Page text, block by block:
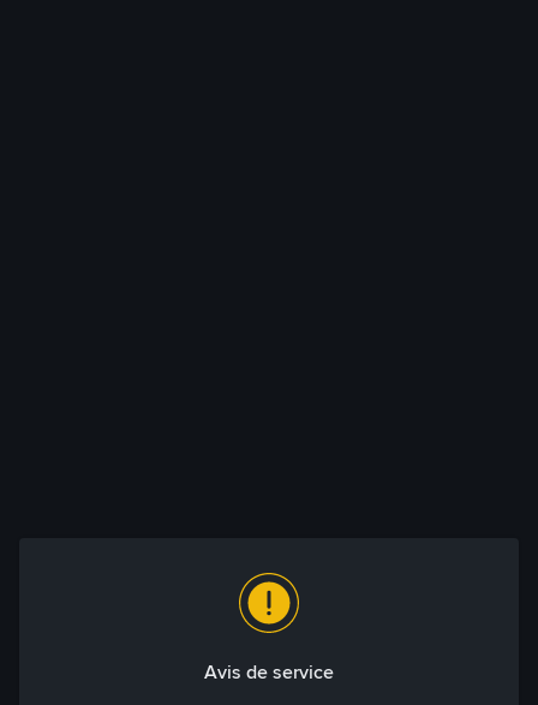
Avis de service